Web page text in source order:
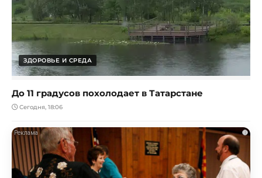
ЗДОРОВЬЕ И СРЕДА
До 11 градусов похолодает в Татарстане
Сегодня, 18:06
i